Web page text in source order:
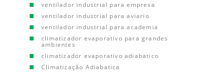
ventilador industrial para empresa
ventilador industrial para aviario
ventilador industrial para academia
climatizador evaporativo para grandes
ambientes
climatizador evaporativo adiabatico
Climatização Adiabatica